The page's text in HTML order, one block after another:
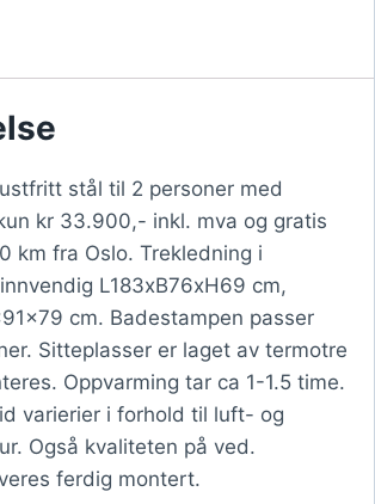
stål til 2 personer med
kr 33.900,- inkl. mva og gratis
km fra Oslo. Trekledning i
L183xB76xH69 cm,
cm. Badestampen passer
Sitteplasser er laget av termotre
Oppvarming tar ca 1-1.5 time.
varierier i forhold til luft- og
Også kvaliteten på ved.
ferdig montert.